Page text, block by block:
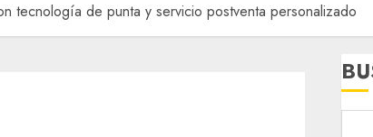
tecnología de punta y servicio postventa personalizado